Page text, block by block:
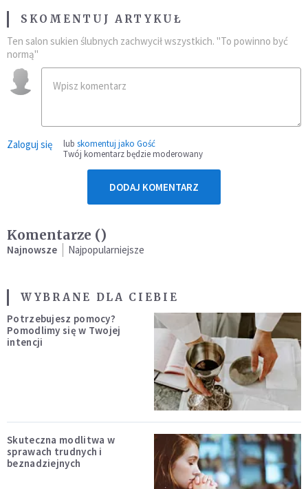
SKOMENTUJ ARTYKUŁ
Ten salon sukien ślubnych zachwycił wszystkich. "To powinno być
normą"
Zaloguj się lub skomentuj jako Gość
Twój komentarz będzie moderowany
DODAJ KOMENTARZ
Komentarze ()
Najnowsze Najpopularniejsze
WYBRANE DLA CIEBIE
Potrzebujesz pomocy?
Pomodlimy się w Twojej
intencji
Skuteczna modlitwa w
sprawach trudnych i
beznadziejnych